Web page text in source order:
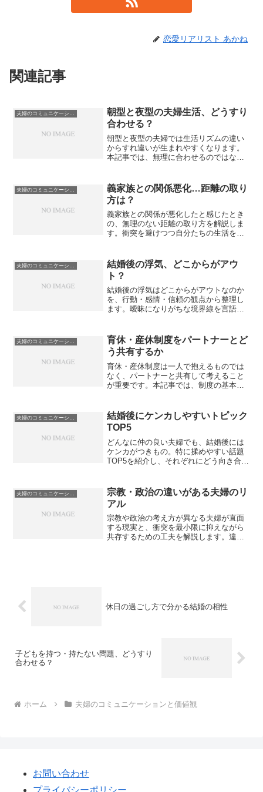
恋愛リアリスト あかね
関連記事
夫婦のコミュニケーションと価値観
朝型と夜型の夫婦生活、どうすり
合わせる？
朝型と夜型の夫婦では生活リズムの違い
からすれ違いが生まれやすくなります。
本記事では、無理に合わせるのではな
のヒントを解説します。
義家族との関係悪化…距離の取り
方は？
義家族との関係が悪化したと感じたとき
の、無理のない距離の取り方を解説しま
す。衝突を避けつつ自分たちの生活を守
結婚後の浮気、どこからがアウ
ト？
結婚後の浮気はどこからがアウトなのか
を、行動・感情・信頼の観点から整理し
ます。曖昧になりがちな境界線を言語化
た。
夫婦のコミュニケーションと価値観
育休・産休制度をパートナーとど
う共有するか
育休・産休制度は一人で抱えるものでは
なく、パートナーと共有して考えること
が重要です。本記事では、制度の基本理
方法を解説します。
結婚後にケンカしやすいトピック
TOP5
どんなに仲の良い夫婦でも、結婚後には
ケンカがつきもの。特に揉めやすい話題
TOP5を紹介し、それぞれにどう向き合え
宗教・政治の違いがある夫婦のリ
アル
宗教や政治の考え方が異なる夫婦が直面
する現実と、衝突を最小限に抑えながら
共存するための工夫を解説します。違い
休日の過ごし方で分かる結婚の相性
子どもを持つ・持たない問題、どうすり
合わせる？
ホーム 夫婦のコミュニケーションと価値観
お問い合わせ
プライバシーポリシー